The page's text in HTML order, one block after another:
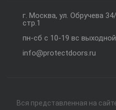
г. Москва, ул. Обручева
стр.1
пн-сб с 10-19 вс выходной
info@protectdoors.ru
Вся представленная на